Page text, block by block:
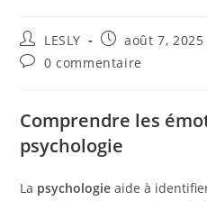
Auteur/autrice
de
la
LESLY
Publication
publiée :
août 7, 2025
Commentaires
publication :
0 commentaire
Comprendre les
psychologie
La psychologie aide à